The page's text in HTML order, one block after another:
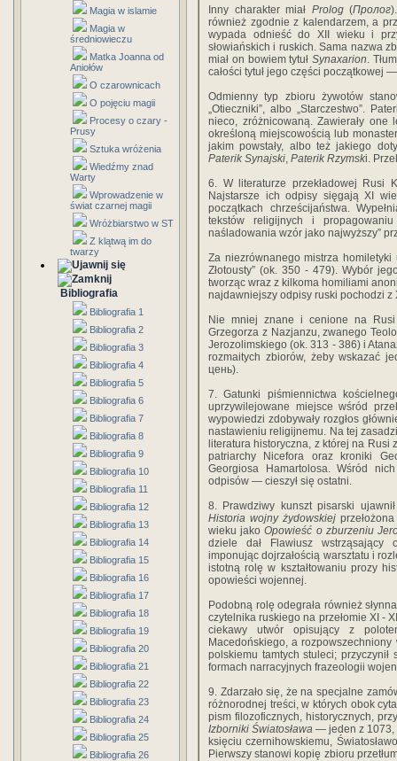
Magia w islamie
Magia w
średniowieczu
Matka Joanna od
Aniołów
O czarownicach
O pojęciu magii
Procesy o czary -
Prusy
Sztuka wróżenia
Wiedźmy znad
Warty
Wprowadzenie w
świat czarnej magii
Wróżbiarstwo w ST
Z klątwą im do
twarzy
Bibliografia
Bibliografia 1
Bibliografia 2
Bibliografia 3
Bibliografia 4
Bibliografia 5
Bibliografia 6
Bibliografia 7
Bibliografia 8
Bibliografia 9
Bibliografia 10
Bibliografia 11
Bibliografia 12
Bibliografia 13
Bibliografia 14
Bibliografia 15
Bibliografia 16
Bibliografia 17
Bibliografia 18
Bibliografia 19
Bibliografia 20
Bibliografia 21
Bibliografia 22
Bibliografia 23
Bibliografia 24
Bibliografia 25
Bibliografia 26
Inny charakter miał Prolog(Пролог
również zgodnie z kalendarzem, a
wypada odnieść do XII wieku i
słowiańskich i ruskich. Sama nazwa
miał on bowiem tytułSynaxarion.
całości tytuł jego części początkowej
Odmienny typ zbioru żywotów
„Otieczniki”, albo „Starczestwo”.
nieco, zróżnicowaną. Zawierały
określoną miejscowością lub
jakim powstały, albo też jakiego
Paterik Synajski, Paterik Rzymski.
6. W literaturze przekładowej Rusi
Najstarsze ich odpisy sięgają XI
początkach chrześcijaństwa.
tekstów religijnych i
naśladowania wzór jako najwyższy”
Za niezrównanego mistrza
Złotousty” (ok. 350 - 479). Wybór
tworząc wraz z kilkoma homiliami
najdawniejszy odpisy ruski pochodzi z
Nie mniej znane i cenione na
Grzegorza z Nazjanzu, zwanego
Jerozolimskiego (ok. 313 - 386) i
rozmaitych zbiorów, żeby wskazać
цень).
7. Gatunki piśmiennictwa
uprzywilejowane miejsce wśród
wypowiedzi zdobywały rozgłos
nastawieniu religijnemu. Na tej
literatura historyczna, z której na Rusi
patriarchy Nicefora oraz kroniki
Georgiosa Hamartolosa. Wśród
odpisów — cieszył się ostatni.
8. Prawdziwy kunszt pisarski
Historia wojny żydowskiej
wieku jakoOpowieść o zburzeniu
dziele dał Flawiusz wstrząsający
imponując dojrzałością warsztatu i
istotną rolę w kształtowaniu prozy
opowieści wojennej.
Podobną rolę odegrała również
czytelnika ruskiego na przełomie XI -
ciekawy utwór opisujący z
Macedońskiego, a
polskiemu tamtych stuleci;
formach narracyjnych frazeologii
9. Zdarzało się, że na specjalne
różnorodnej treści, w których obok
pism filozoficznych, historycznych,
Izborniki Światosława — jeden z 1073,
księciu czernihowskiemu,
Pierwszy stanowi kopię zbioru